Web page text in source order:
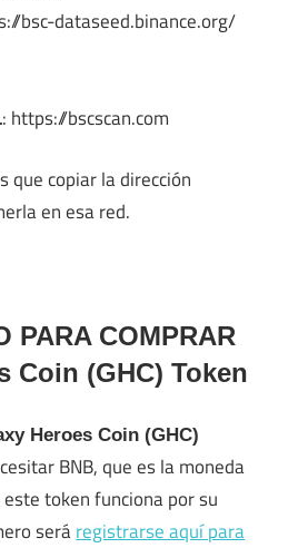
bsc-dataseed.binance.org/
: https://bscscan.com
que copiar la dirección
en esa red.
PARA COMPRAR
Coin (GHC) Token
Heroes Coin (GHC)
BNB, que es la moneda
este token funciona por su
seráregistrarse aquí para